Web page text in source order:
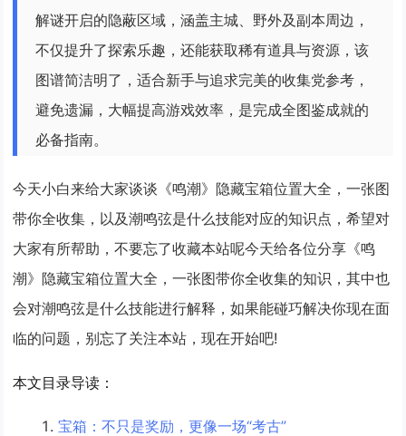
解谜开启的隐蔽区域，涵盖主城、野外及副本周边，
不仅提升了探索乐趣，还能获取稀有道具与资源，该
图谱简洁明了，适合新手与追求完美的收集党参考，
避免遗漏，大幅提高游戏效率，是完成全图鉴成就的
必备指南。
今天小白来给大家谈谈《鸣潮》隐藏宝箱位置大全，一张图
带你全收集，以及潮鸣弦是什么技能对应的知识点，希望对
大家有所帮助，不要忘了收藏本站呢今天给各位分享《鸣
潮》隐藏宝箱位置大全，一张图带你全收集的知识，其中也
会对潮鸣弦是什么技能进行解释，如果能碰巧解决你现在面
临的问题，别忘了关注本站，现在开始吧!
本文目录导读：
宝箱：不只是奖励，更像一场“考古”